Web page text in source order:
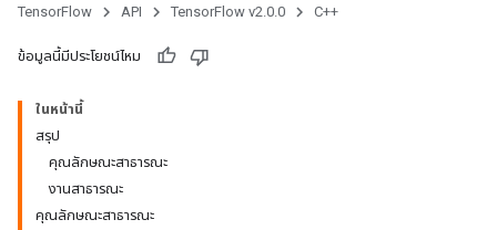
TensorFlow API TensorFlow v2.0.0 C++
ข้อมูลนี้มีประโยชน์ไหม
ในหน้านี้
สรุป
คุณลักษณะสาธารณะ
งานสาธารณะ
คุณลักษณะสาธารณะ